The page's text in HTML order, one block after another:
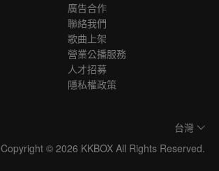
廣告合作
聯絡我們
歌曲上架
營業公播服務
人才招募
隱私權政策
台灣
Copyright © 2026 KKBOX All Rights Reserved.